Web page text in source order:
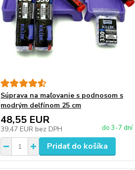
Súprava na maľovanie s podnosom s
modrým delfínom 25 cm
48,55 EUR
39,47 EUR bez DPH do 3-7 dní
Pridať do košíka